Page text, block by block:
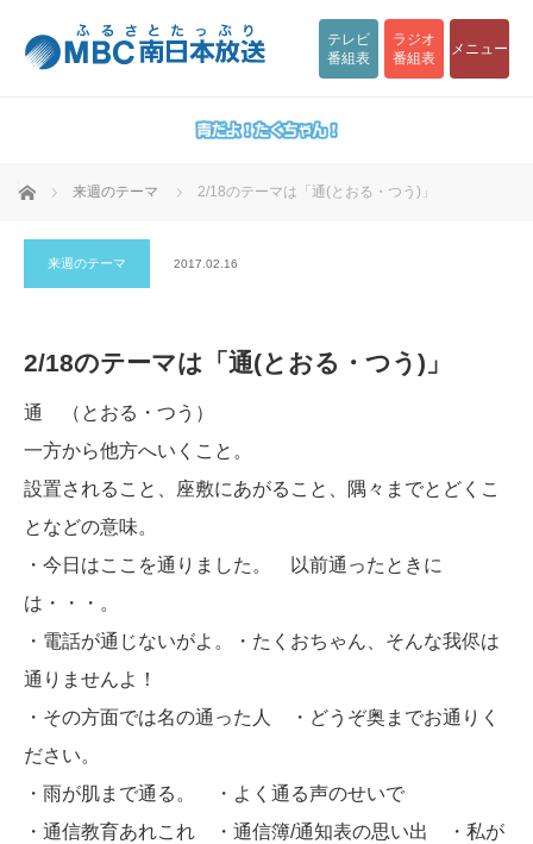
テレビ
番組表
ラジオ
番組表
メニュー
ホーム 来週のテーマ 2/18のテーマは「通(とおる・つう)」
来週のテーマ 2017.02.16
2/18のテーマは「通(とおる・つう)」
通 （とおる・つう）
一方から他方へいくこと。
設置されること、座敷にあがること、隅々までとどくこ
となどの意味。
・今日はここを通りました。 以前通ったときに
は・・・。
・電話が通じないがよ。・たくおちゃん、そんな我侭は
通りませんよ！
・その方面では名の通った人 ・どうぞ奥までお通りく
ださい。
・雨が肌まで通る。 ・よく通る声のせいで
・通信教育あれこれ ・通信簿/通知表の思い出 ・私が